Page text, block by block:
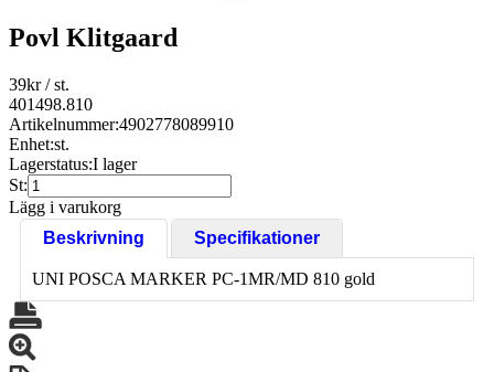
Povl Klitgaard
39kr/ st.
401498.810
Artikelnummer:4902778089910
Enhet:st.
Lagerstatus:I lager
St:
Lägg i varukorg
Beskrivning
Specifikationer
UNI POSCA MARKER PC-1MR/MD 810 gold